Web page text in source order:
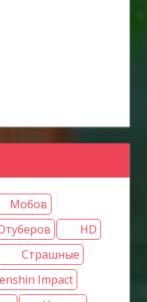
Мобов
HD
Страшные
Impact